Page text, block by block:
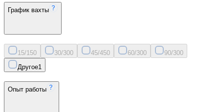
График вахты
15/150 30/300 45/450 60/300 90/300
Другое1
Опыт работы